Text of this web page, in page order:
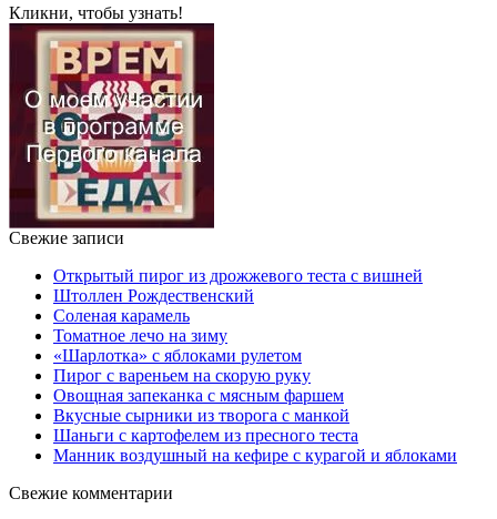
Кликни, чтобы узнать!
Свежие записи
Открытый пирог из дрожжевого теста с вишней
Штоллен Рождественский
Соленая карамель
Томатное лечо на зиму
«Шарлотка» с яблоками рулетом
Пирог с вареньем на скорую руку
Овощная запеканка с мясным фаршем
Вкусные сырники из творога с манкой
Шаньги с картофелем из пресного теста
Манник воздушный на кефире с курагой и яблоками
Свежие комментарии